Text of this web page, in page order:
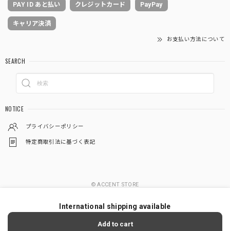
PAY ID あと払い クレジットカード PayPay
キャリア決済
お支払い方法について
SEARCH
NOTICE
プライバシーポリシー
特定商取引法に基づく表記
© ACCENT STORE
International shipping available
Add to cart